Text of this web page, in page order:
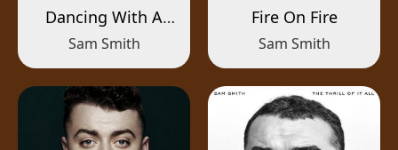
Dancing With A
Stranger
Sam Smith
Fire On Fire
Sam Smith